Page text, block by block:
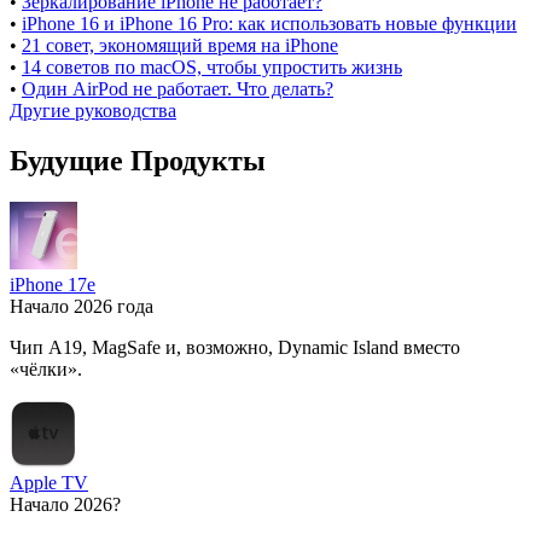
• iPhone 16 и iPhone 16 Pro: как использовать новые функции
• 21 совет, экономящий время на iPhone
• 14 советов по macOS, чтобы упростить жизнь
• Один AirPod не работает. Что делать?
Другие руководства
Будущие Продукты
iPhone 17e
Начало 2026 года
Чип A19, MagSafe и, возможно, Dynamic Island вместо
«чёлки».
Apple TV
Начало 2026?